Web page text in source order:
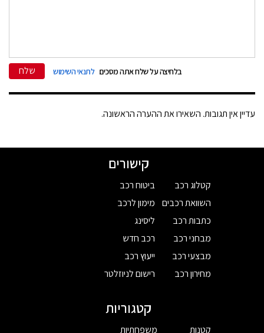
בלחיצה על שלח אתה מסכים לתנאי השימוש שלח
עדיין אין תגובות. השאירו את ההערה הראשונה.
קישורים
קטלוג רכב
השוואת רכבים
כתבות רכב
מבחני רכב
מבצעי רכב
מחירון רכב
ביטוח רכב
מימון לרכב
ליסינג
רכב חדש
ייעוץ רכב
רישום לניוזלטר
קטגוריות
קטנות
משפחתיות